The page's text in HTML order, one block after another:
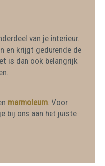
van je interieur.
en krijgt gedurende de
is dan ook belangrijk
marmoleum. Voor
bij ons aan het juiste